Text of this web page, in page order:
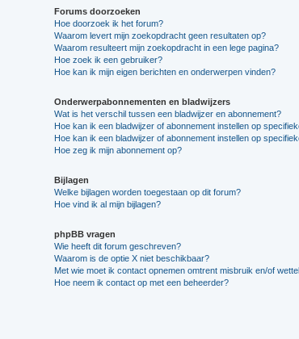
Forums doorzoeken
Hoe doorzoek ik het forum?
Waarom levert mijn zoekopdracht geen resultaten op?
Waarom resulteert mijn zoekopdracht in een lege pagina?
Hoe zoek ik een gebruiker?
Hoe kan ik mijn eigen berichten en onderwerpen vinden?
Onderwerpabonnementen en bladwijzers
Wat is het verschil tussen een bladwijzer en abonnement?
Hoe kan ik een bladwijzer of abonnement instellen op
Hoe kan ik een bladwijzer of abonnement instellen op
Hoe zeg ik mijn abonnement op?
Bijlagen
Welke bijlagen worden toegestaan op dit forum?
Hoe vind ik al mijn bijlagen?
phpBB vragen
Wie heeft dit forum geschreven?
Waarom is de optie X niet beschikbaar?
Met wie moet ik contact opnemen omtrent misbruik en/of
Hoe neem ik contact op met een beheerder?